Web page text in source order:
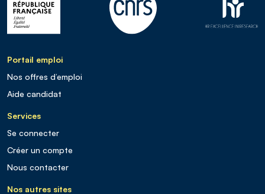
Portail emploi
Nos offres d’emploi
Aide candidat
Services
Se connecter
Créer un compte
Nous contacter
Nos autres sites